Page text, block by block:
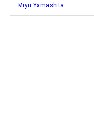
Miyu Yamashita